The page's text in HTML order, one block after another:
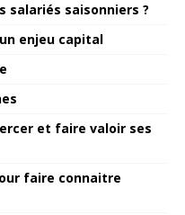
salariés saisonniers ?
enjeu capital
et faire valoir ses
faire connaitre